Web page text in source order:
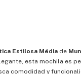
Estilosa Média de
esta mochila es
comodidad y